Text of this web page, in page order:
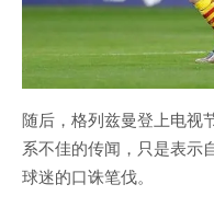
随后，格列兹曼登上电视
系不佳的传闻，只是表示
球迷的口诛笔伐。